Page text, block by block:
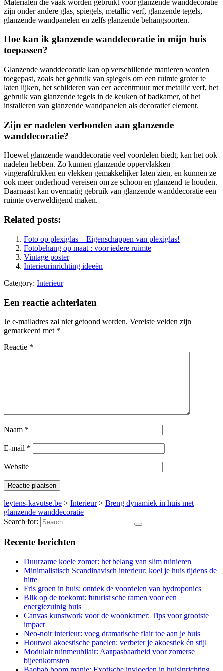
Materialen die vaak worden gebruikt voor glanzende wanddecoratie
zijn onder andere glas, spiegels, metallic verf, glanzende tegels,
glanzende wandpanelen en zelfs glanzende behangsoorten.
Hoe kan ik glanzende wanddecoratie in mijn huis
toepassen?
Glanzende wanddecoratie kan op verschillende manieren worden
toegepast, zoals het gebruik van spiegels om een ruimte groter te
laten lijken, het schilderen van een accentmuur met metallic verf, het
gebruik van glanzende tegels in de keuken of badkamer, of het
installeren van glanzende wandpanelen als decoratief element.
Zijn er nadelen verbonden aan glanzende
wanddecoratie?
Hoewel glanzende wanddecoratie veel voordelen biedt, kan het ook
nadelen hebben. Zo kunnen glanzende oppervlakken
vingerafdrukken en vlekken gemakkelijker laten zien, en kunnen ze
ook meer onderhoud vereisen om ze schoon en glanzend te houden.
Daarnaast kan overmatig gebruik van glanzende wanddecoratie een
ruimte overweldigend maken.
Related posts:
Foto op plexiglas – Eigenschappen van plexiglas!
Fotobehang op maat : voor iedere ruimte
Vintage poster
Interieurinrichting ideeën
Category: Interieur
Een reactie achterlaten
Je e-mailadres zal niet getoond worden. Vereiste velden zijn
gemarkeerd met *
Reactie *
Naam *
E-mail *
Website
leytens-kavutse.be > Interieur> Breng dynamiek in huis met
glanzende wanddecoratie
Search for:
Recente berichten
Duurzame koele zomer: het belang van slim tuinieren
Minimalistisch Scandinavisch interieur: koel je huis tijdens de
hitte
Fris groen in huis: ontdek de voordelen van hydroponics
Blik op de toekomt: futuristische ramen voor een
energiezuinig huis
Canvas kunstwork voor de woonkamer: Tips voor grootste
impact
Neo-noir interieur: voeg dramatische flair toe aan je huis
Houtwol akoestische panelen: verbeter je akoestiek én stijl
Modulair tuinmeubilair: Aanpasbaarheid voor zomerse
bijeenkomsten
Baobab boom manie: Exotische invloeden in huisinrichting